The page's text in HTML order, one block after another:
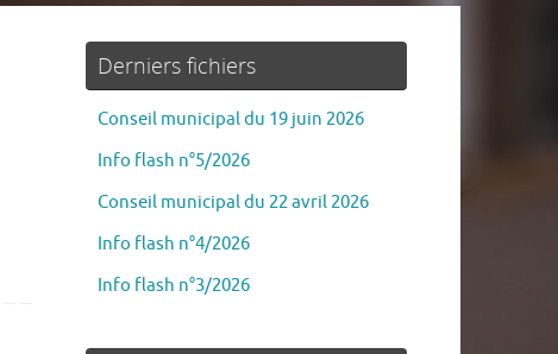
Derniers fichiers
Conseil municipal du 19 juin 2026
Info flash n°5/2026
Conseil municipal du 22 avril 2026
Info flash n°4/2026
Info flash n°3/2026